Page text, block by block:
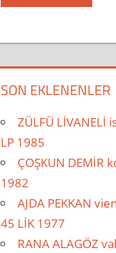
SON EKLENENLER
ZÜLFÜ LİVANELİ
LP 1985
ÇOŞKUN DEMİR
1982
AJDA PEKKAN
45 LİK 1977
RANA ALAGÖZ